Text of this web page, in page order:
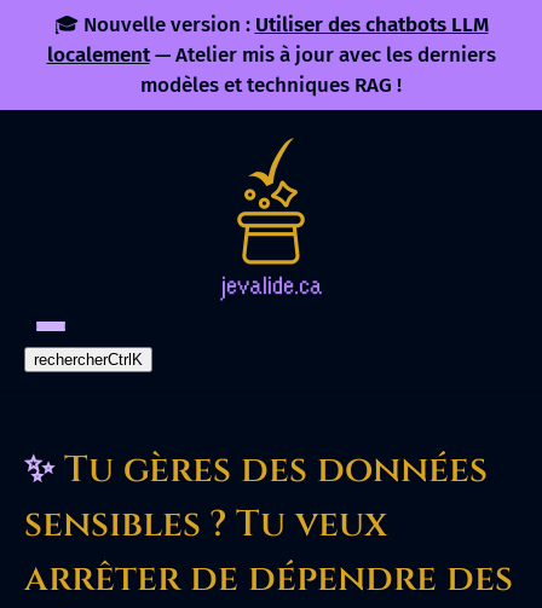
🎓 Nouvelle version : Utiliser des chatbots LLM
localement— Atelier mis à jour avec les derniers
modèles et techniques RAG !
rechercherCtrlK
✨Tu gères des données
sensibles ? Tu veux
arrêter de dépendre des